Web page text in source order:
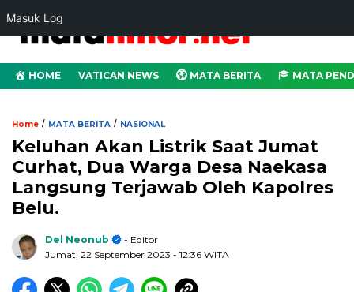
Masuk Log
HOME VATICAN NEWS MATA BERITA MATA
Home / MATA BERITA / NASIONAL
Keluhan Akan Listrik Saat Jumat
Curhat, Dua Warga Desa Naekasa
Langsung Terjawab Oleh Kapolres
Belu.
Del Neonub
- Editor
Jumat, 22 September 2023 - 12:36 WITA